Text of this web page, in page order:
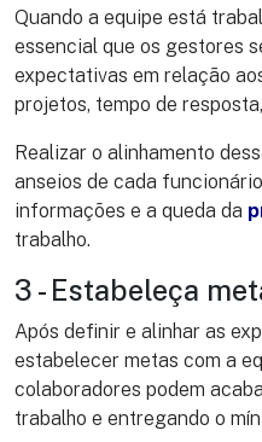
Quando a equipe está
essencial que os gestores
expectativas em relação
projetos, tempo de
Realizar o alinhamento
anseios de cada
informações e a queda da
trabalho.
3 - Estabeleça
Após definir e alinhar as
estabelecer metas com a
colaboradores podem
trabalho e entregando o